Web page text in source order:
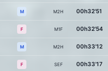
M M2H 00h32'51
F M1F 00h32'54
M M2H 00h33'12
F SEF 00h33'17